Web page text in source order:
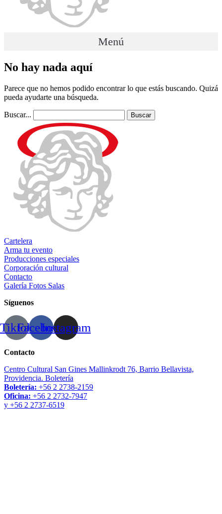
Menú
No hay nada aquí
Parece que no hemos podido encontrar lo que estás buscando. Quizá
pueda ayudarte una búsqueda.
Buscar...
Cartelera
Arma tu evento
Producciones especiales
Corporación cultural
Contacto
Galería Fotos Salas
Síguenos
TiktokFacebookInstagram
Contacto
Centro Cultural San Gines Mallinkrodt 76, Barrio Bellavista,
Providencia. Boletería
Boletería: +56 2 2738-2159
Oficina: +56 2 2732-7947
y +56 2 2737-6519